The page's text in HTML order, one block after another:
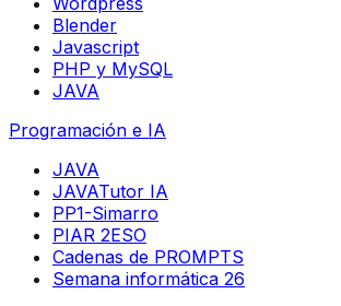
Blender
Javascript
PHP y MySQL
JAVA
Programación e IA
JAVA
JAVATutor IA
PP1-Simarro
PIAR 2ESO
Cadenas de PROMPTS
Semana informática 26